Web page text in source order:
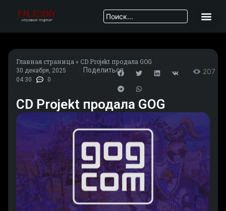
Главная страница » CD Projekt продала GOG
30 декабря, 2025
04:30
0
Поделиться 207
CD Projekt продала GOG